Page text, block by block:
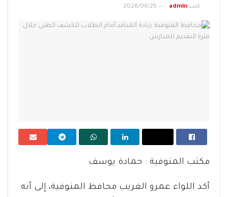
كتب admin
2026/06/25
مكتب المنوفية : حمادة يوسف
أكد اللواء عمرو الغريب محافظ المنوفية، إلى أنه